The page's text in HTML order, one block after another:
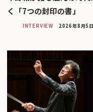
く「7つの封印の書」
INTERVIEW 2026年8月5日